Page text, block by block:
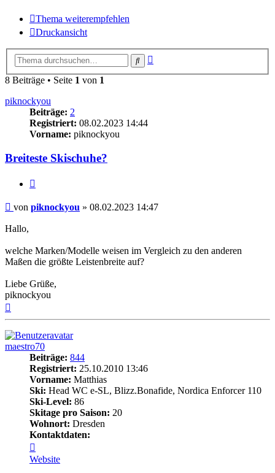
Thema weiterempfehlen
Druckansicht
Suche
8 Beiträge • Seite 1 von 1
piknockyou
Beiträge: 2
Registriert: 08.02.2023 14:44
Vorname: piknockyou
Breiteste Skischuhe?
Beitrag
von piknockyou » 08.02.2023 14:47
Hallo,
welche Marken/Modelle weisen im Vergleich zu den anderen
Maßen die größte Leistenbreite auf?
Liebe Grüße,
piknockyou
maestro70
Beiträge: 844
Registriert: 25.10.2010 13:46
Vorname: Matthias
Ski: Head WC e-SL, Blizz.Bonafide, Nordica Enforcer 110
Ski-Level: 86
Skitage pro Saison: 20
Wohnort: Dresden
Kontaktdaten:
von
maestro70
Website